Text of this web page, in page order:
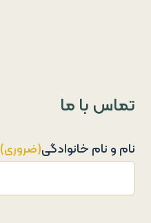
تماس با ما
نام و نام خانوادگی(ضروری)